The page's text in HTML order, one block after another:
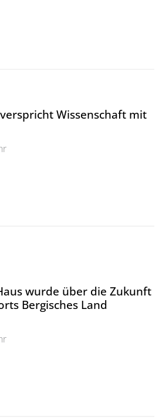
Stars
Wissenschaft mit
Wissenschaft mit Aha-Effekt
wurde über die Zukunft
Bergisches Land
über die Zukunft des